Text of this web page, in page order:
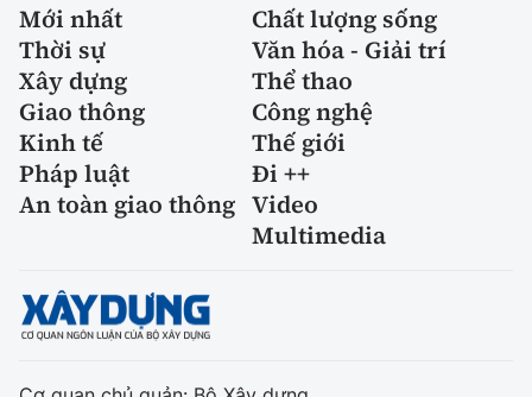
Mới nhất
Chất lượng sống
Thời sự
Văn hóa - Giải trí
Xây dựng
Thể thao
Giao thông
Công nghệ
Kinh tế
Thế giới
Pháp luật
Đi ++
An toàn giao thông Video
Multimedia